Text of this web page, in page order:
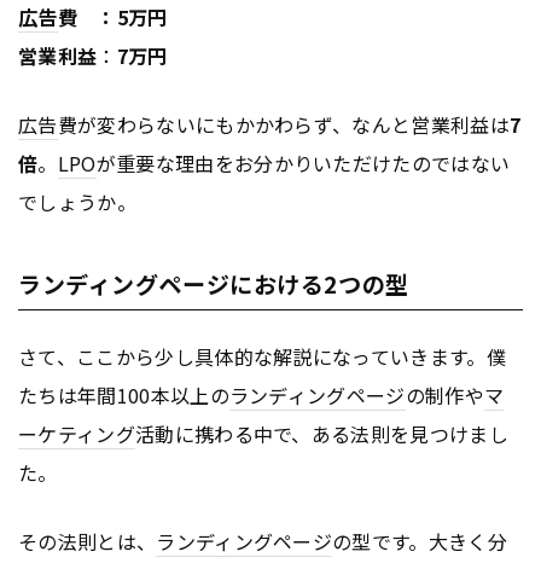
広告費 ：5万円
営業利益 ： 7万円
広告費が変わらないにもかかわらず、なんと営業利益は7
倍。 LPOが重要な理由をお分かりいただけたのではない
でしょうか。
ランディングページにおける2つの型
さて、ここから少し具体的な解説になっていきます。僕
たちは年間100本以上のランディングページの制作やマ
ーケティング活動に携わる中で、ある法則を見つけまし
た。
その法則とは、 ランディングページの型です。大きく分